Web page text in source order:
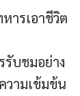
ารเอาชีวิต
รับชมอย่าง
ามเข้มข้น